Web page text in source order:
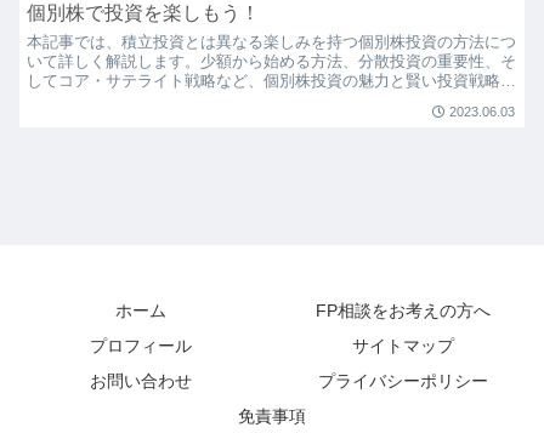
個別株で投資を楽しもう！
本記事では、積立投資とは異なる楽しみを持つ個別株投資の方法につ
いて詳しく解説します。少額から始める方法、分散投資の重要性、そ
してコア・サテライト戦略など、個別株投資の魅力と賢い投資戦略を
2023.06.03
ホーム
FP相談をお考えの方へ
プロフィール
サイトマップ
お問い合わせ
プライバシーポリシー
免責事項